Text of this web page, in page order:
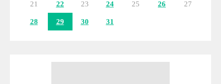
21 22 23 24 25 26 27
28 29 30 31